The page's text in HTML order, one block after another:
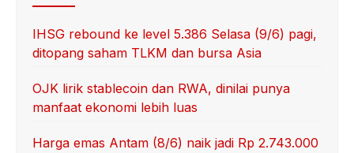
IHSG rebound ke level 5.386 Selasa (9/6) pagi,
ditopang saham TLKM dan bursa Asia
OJK lirik stablecoin dan RWA, dinilai punya
manfaat ekonomi lebih luas
Harga emas Antam (8/6) naik jadi Rp 2.743.000